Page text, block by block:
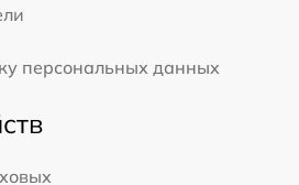
персональных данных